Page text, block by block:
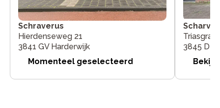
Schraverus
Hierdenseweg 21
3841 GV Harderwijk
Momenteel geselecteerd
3845 DZ
Bekijk